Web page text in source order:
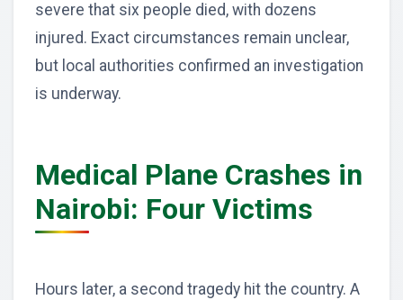
severe that six people died, with dozens
injured. Exact circumstances remain unclear,
but local authorities confirmed an investigation
is underway.
Medical Plane Crashes in
Nairobi: Four Victims
Hours later, a second tragedy hit the country. A